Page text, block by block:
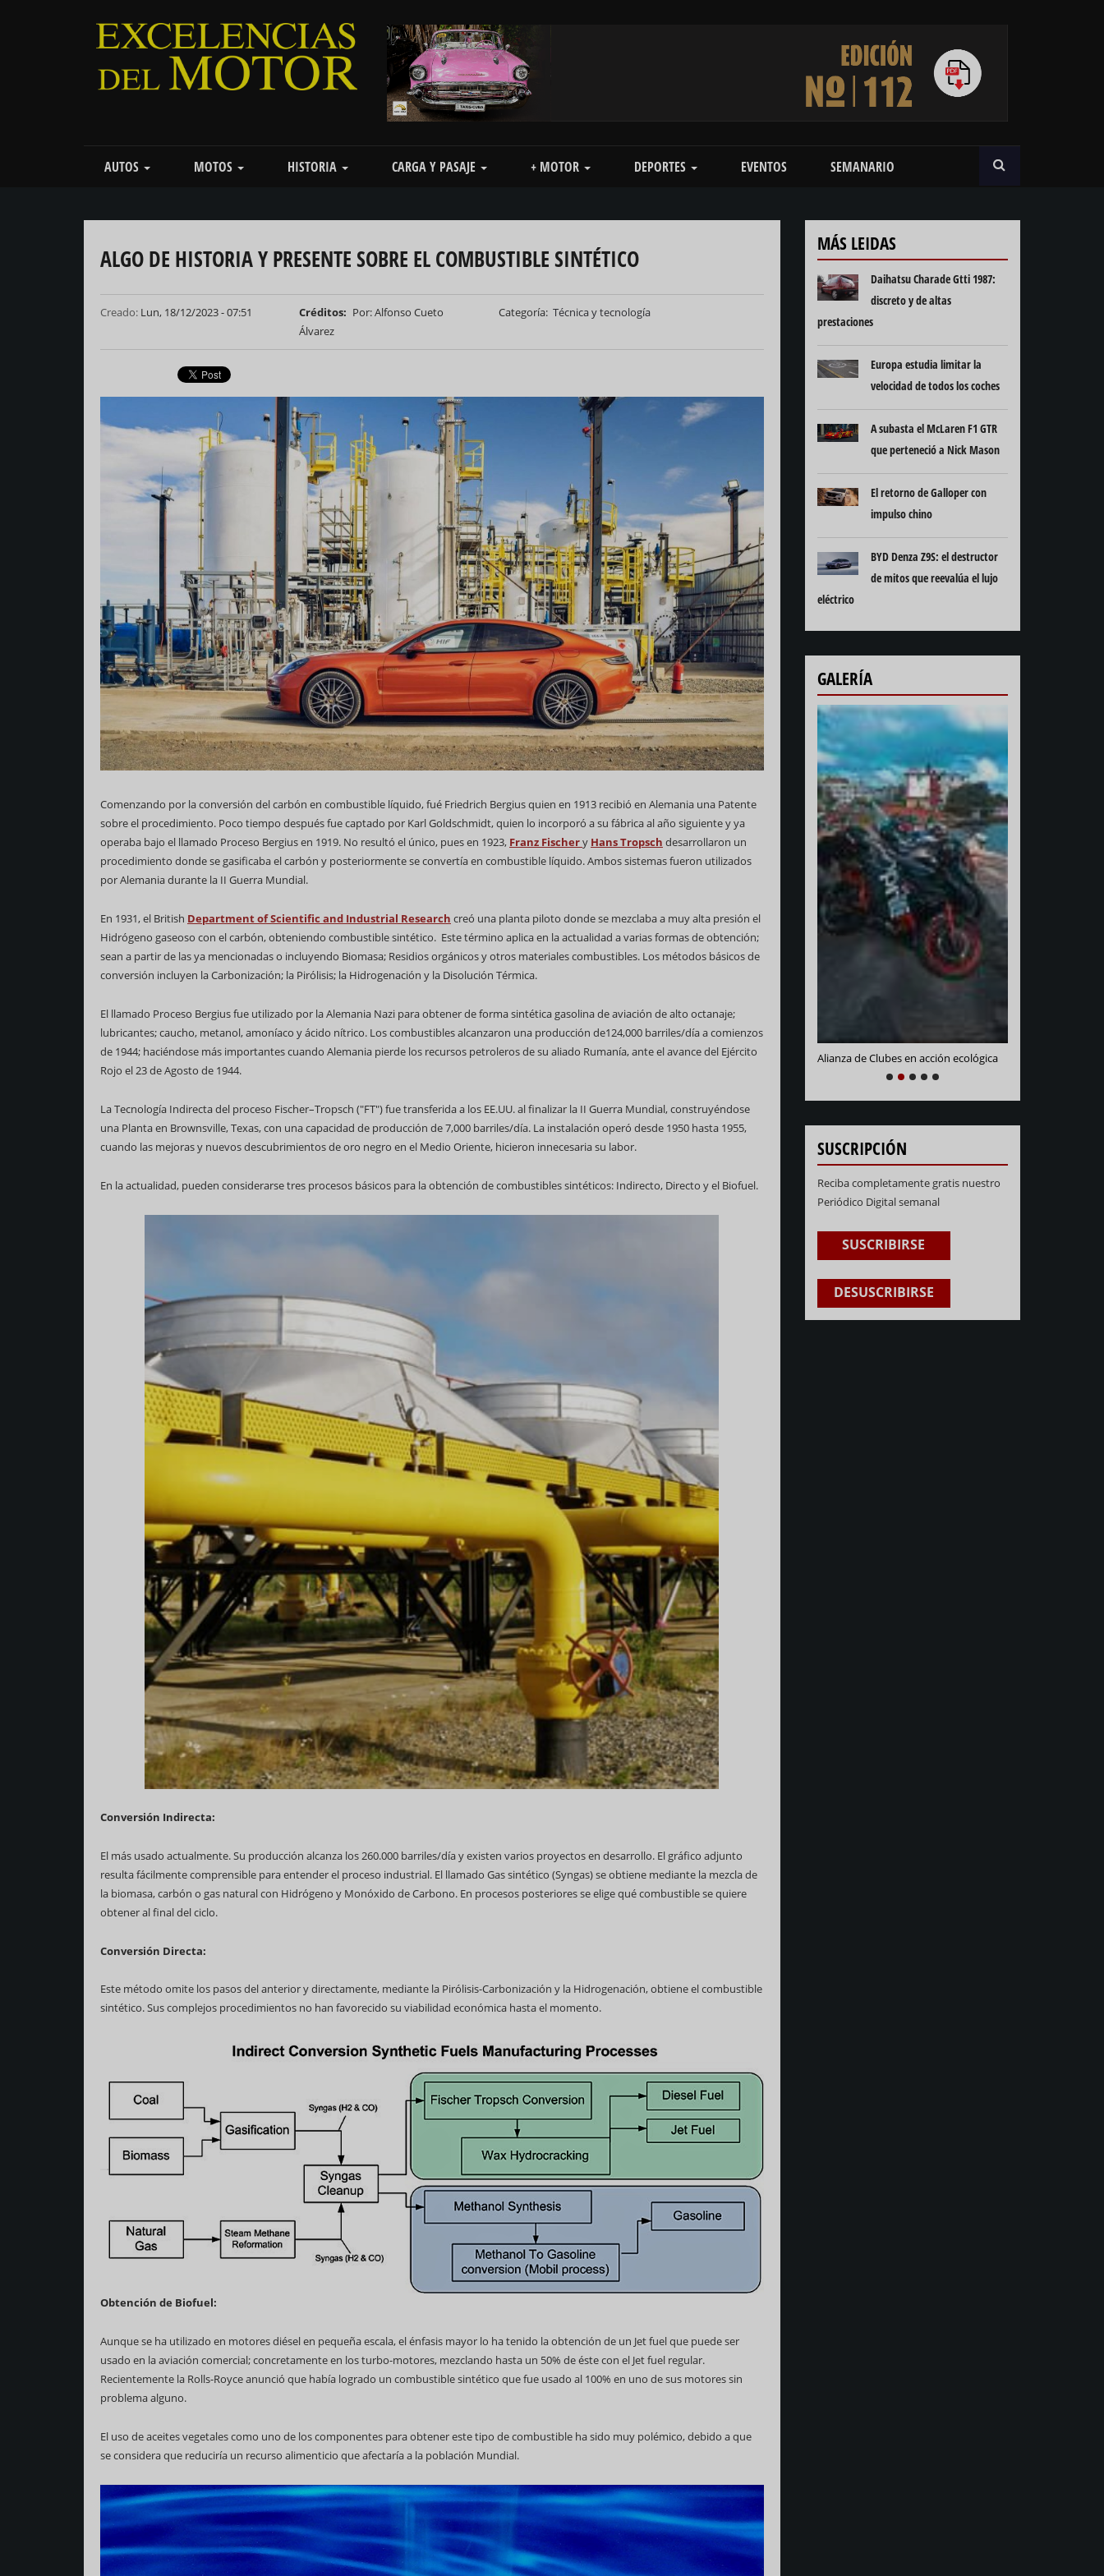
Main
navigation
AUTOS MOTOS HISTORIA CARGA Y PASAJE + MOTOR DEPORTES EVENTOS SEMANARIO
ALGO DE HISTORIA Y PRESENTE SOBRE EL COMBUSTIBLE SINTÉTICO
Creado: Lun, 18/12/2023 - 07:51 Créditos
Por: Alfonso Cueto
Álvarez
Categoría Técnica y tecnología
Comenzando por la conversión del carbón en combustible líquido, fué Friedrich Bergius quien en 1913 recibió en Alemania una Patente
sobre el procedimiento. Poco tiempo después fue captado por Karl Goldschmidt, quien lo incorporó a su fábrica al año siguiente y ya
operaba bajo el llamado Proceso Bergius en 1919. No resultó el único, pues en 1923, Franz Fischery Hans Tropsch desarrollaron un
procedimiento donde se gasificaba el carbón y posteriormente se convertía en combustible líquido. Ambos sistemas fueron utilizados
por Alemania durante la II Guerra Mundial.
En 1931, el British Department of Scientific and Industrial Research creó una planta piloto donde se mezclaba a muy alta presión el
Hidrógeno gaseoso con el carbón, obteniendo combustible sintético. Este término aplica en la actualidad a varias formas de obtención;
sean a partir de las ya mencionadas o incluyendo Biomasa; Residios orgánicos y otros materiales combustibles. Los métodos básicos de
conversión incluyen la Carbonización; la Pirólisis; la Hidrogenación y la Disolución Térmica.
El llamado Proceso Bergius fue utilizado por la Alemania Nazi para obtener de forma sintética gasolina de aviación de alto octanaje;
lubricantes; caucho, metanol, amoníaco y ácido nítrico. Los combustibles alcanzaron una producción de124,000 barriles/día a comienzos
de 1944; haciéndose más importantes cuando Alemania pierde los recursos petroleros de su aliado Rumanía, ante el avance del Ejército
Rojo el 23 de Agosto de 1944.
La Tecnología Indirecta del proceso Fischer–Tropsch ("FT") fue transferida a los EE.UU. al finalizar la II Guerra Mundial, construyéndose
una Planta en Brownsville, Texas, con una capacidad de producción de 7,000 barriles/día. La instalación operó desde 1950 hasta 1955,
cuando las mejoras y nuevos descubrimientos de oro negro en el Medio Oriente, hicieron innecesaria su labor.
En la actualidad, pueden considerarse tres procesos básicos para la obtención de combustibles sintéticos: Indirecto, Directo y el Biofuel.
Conversión Indirecta:
El más usado actualmente. Su producción alcanza los 260.000 barriles/día y existen varios proyectos en desarrollo. El gráfico adjunto
resulta fácilmente comprensible para entender el proceso industrial. El llamado Gas sintético (Syngas) se obtiene mediante la mezcla de
la biomasa, carbón o gas natural con Hidrógeno y Monóxido de Carbono. En procesos posteriores se elige qué combustible se quiere
obtener al final del ciclo.
Conversión Directa:
Este método omite los pasos del anterior y directamente, mediante la Pirólisis-Carbonización y la Hidrogenación, obtiene el combustible
sintético. Sus complejos procedimientos no han favorecido su viabilidad económica hasta el momento.
Obtención de Biofuel:
Aunque se ha utilizado en motores diésel en pequeña escala, el énfasis mayor lo ha tenido la obtención de un Jet fuel que puede ser
usado en la aviación comercial; concretamente en los turbo-motores, mezclando hasta un 50% de éste con el Jet fuel regular.
Recientemente la Rolls-Royce anunció que había logrado un combustible sintético que fue usado al 100% en uno de sus motores sin
problema alguno.
El uso de aceites vegetales como uno de los componentes para obtener este tipo de combustible ha sido muy polémico, debido a que
se considera que reduciría un recurso alimenticio que afectaría a la población Mundial.
MÁS LEIDAS
Daihatsu Charade Gtti 1987:
discreto y de altas
prestaciones
Europa estudia limitar la
velocidad de todos los coches
A subasta el McLaren F1 GTR
que perteneció a Nick Mason
El retorno de Galloper con
impulso chino
BYD Denza Z9S: el destructor
de mitos que reevalúa el lujo
eléctrico
GALERÍA
69 Campeonato Mundial WCC
Alianza de Clubes en acción ecológica
PREVIOUS
SUSCRIPCIÓN
Reciba completamente gratis nuestro
Periódico Digital semanal
SUSCRIBIRSE
DESUSCRIBIRSE